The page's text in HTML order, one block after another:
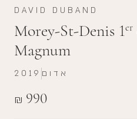
DAVID DUBAND
Morey-St-Denis 1er
Magnum
₪ 990
2019 אדום